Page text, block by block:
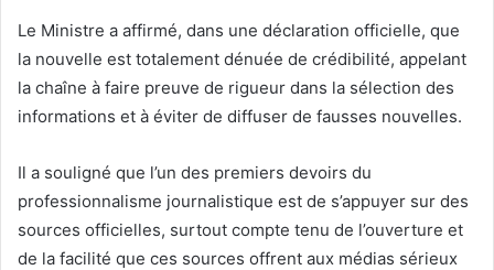
Le Ministre a affirmé, dans une déclaration officielle, que
la nouvelle est totalement dénuée de crédibilité, appelant
la chaîne à faire preuve de rigueur dans la sélection des
informations et à éviter de diffuser de fausses nouvelles.
Il a souligné que l’un des premiers devoirs du
professionnalisme journalistique est de s’appuyer sur des
sources officielles, surtout compte tenu de l’ouverture et
de la facilité que ces sources offrent aux médias sérieux